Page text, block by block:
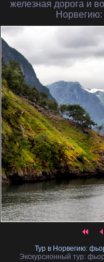
железная дорога и
Тур в Норвегию:
Экскурсионный тур: